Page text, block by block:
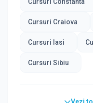
Cursuri Craiova
Cursuri Iasi
Cursuri Sibiu
Vezi